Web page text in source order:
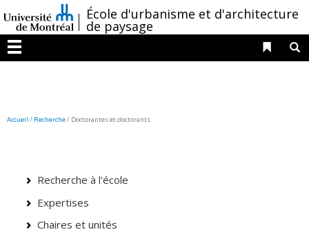
au
contenu
/École d'urbanisme et d'architecture
de paysage
Menu
Liens
Accueil / Recherche/ Doctorantes et doctorants
Recherche à l'école
Expertises
Chaires et unités